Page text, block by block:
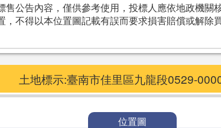
公告內容，僅供參考使用，投標人應依地政機關
，不得以本位置圖記載有誤而要求損害賠償或解除
土地標示:臺南市佳里區九龍段0529-
位置圖